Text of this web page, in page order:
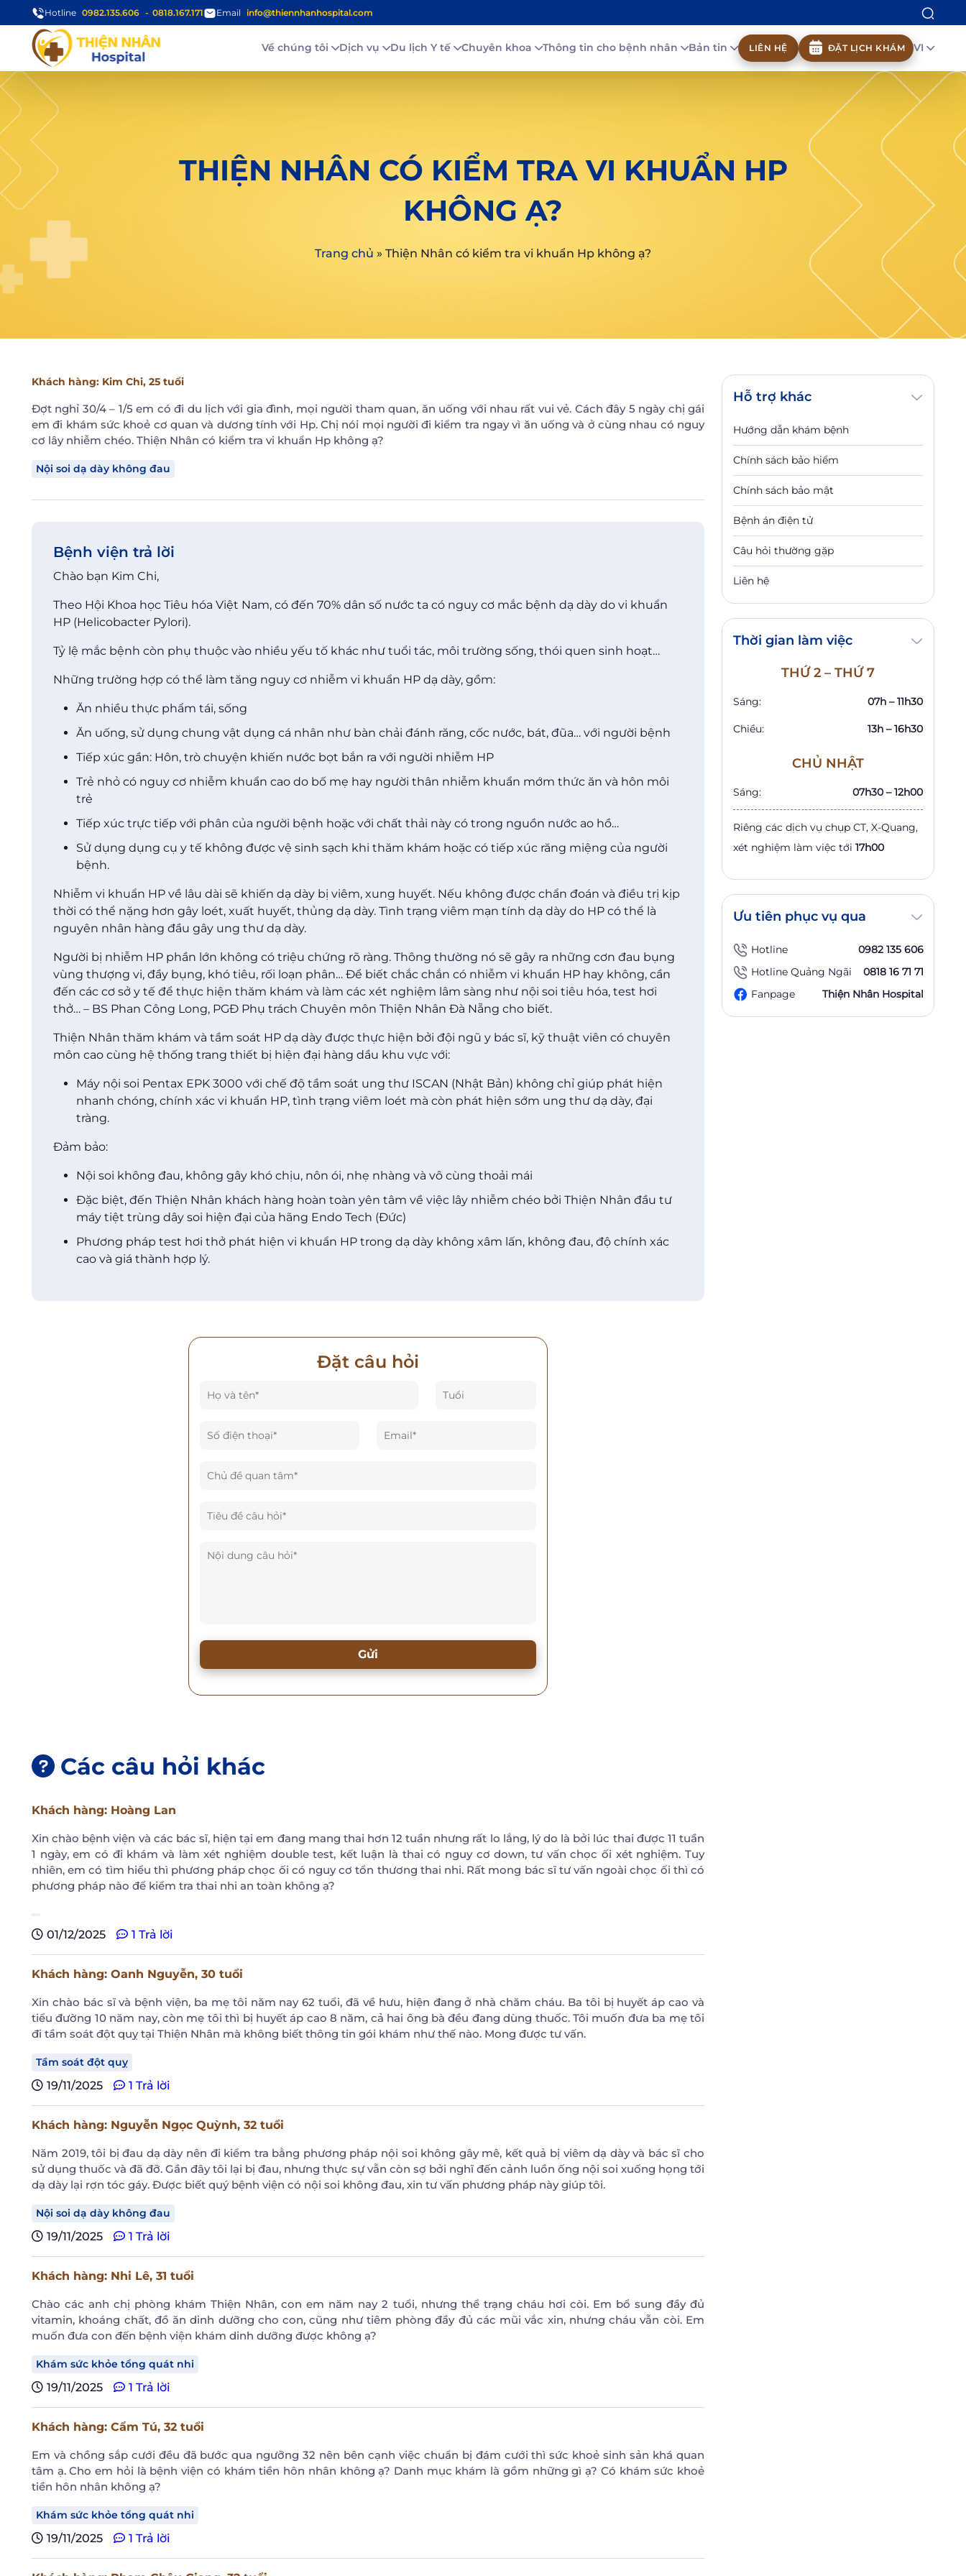
Hotline 0982.135.606 0818.167.171 Email info@thiennhanhospital.com
Về chúng tôi Dịch vụ Du lịch Y tế Chuyên khoa Thông tin cho bệnh nhân Bản tin LIÊN HỆ ĐẶT LỊCH KHÁM VI
THIỆN NHÂN CÓ KIỂM TRA VI KHUẨN HP
KHÔNG Ạ?
Trang chủ » Thiện Nhân có kiểm tra vi khuẩn Hp không ạ?
Khách hàng: Kim Chi, 25 tuổi
Đợt nghỉ 30/4 – 1/5 em có đi du lịch với gia đình, mọi người tham quan, ăn uống với nhau rất vui vẻ. Cách đây 5 ngày chị gái
em đi khám sức khoẻ cơ quan và dương tính với Hp. Chị nói mọi người đi kiểm tra ngay vì ăn uống và ở cùng nhau có nguy
cơ lây nhiễm chéo. Thiện Nhân có kiểm tra vi khuẩn Hp không ạ?
Nội soi dạ dày không đau
Bệnh viện trả lời
Chào bạn Kim Chi,
Theo Hội Khoa học Tiêu hóa Việt Nam, có đến 70% dân số nước ta có nguy cơ mắc bệnh dạ dày do vi khuẩn
HP (Helicobacter Pylori).
Tỷ lệ mắc bệnh còn phụ thuộc vào nhiều yếu tố khác như tuổi tác, môi trường sống, thói quen sinh hoạt…
Những trường hợp có thể làm tăng nguy cơ nhiễm vi khuẩn HP dạ dày, gồm:
Ăn nhiều thực phẩm tái, sống
Ăn uống, sử dụng chung vật dụng cá nhân như bàn chải đánh răng, cốc nước, bát, đũa… với người bệnh
Tiếp xúc gần: Hôn, trò chuyện khiến nước bọt bắn ra với người nhiễm HP
Trẻ nhỏ có nguy cơ nhiễm khuẩn cao do bố mẹ hay người thân nhiễm khuẩn mớm thức ăn và hôn môi
trẻ
Tiếp xúc trực tiếp với phân của người bệnh hoặc với chất thải này có trong nguồn nước ao hồ…
Sử dụng dụng cụ y tế không được vệ sinh sạch khi thăm khám hoặc có tiếp xúc răng miệng của người
bệnh.
Nhiễm vi khuẩn HP về lâu dài sẽ khiến dạ dày bị viêm, xung huyết. Nếu không được chẩn đoán và điều trị kịp
thời có thể nặng hơn gây loét, xuất huyết, thủng dạ dày. Tình trạng viêm mạn tính dạ dày do HP có thể là
nguyên nhân hàng đầu gây ung thư dạ dày.
Người bị nhiễm HP phần lớn không có triệu chứng rõ ràng. Thông thường nó sẽ gây ra những cơn đau bụng
vùng thượng vi, đầy bụng, khó tiêu, rối loạn phân… Để biết chắc chắn có nhiễm vi khuẩn HP hay không, cần
đến các cơ sở y tế để thực hiện thăm khám và làm các xét nghiệm lâm sàng như nội soi tiêu hóa, test hơi
thở… – BS Phan Công Long, PGĐ Phụ trách Chuyên môn Thiện Nhân Đà Nẵng cho biết.
Thiện Nhân thăm khám và tầm soát HP dạ dày được thực hiện bởi đội ngũ y bác sĩ, kỹ thuật viên có chuyên
môn cao cùng hệ thống trang thiết bị hiện đại hàng dầu khu vực với:
Máy nội soi Pentax EPK 3000 với chế độ tầm soát ung thư ISCAN (Nhật Bản) không chỉ giúp phát hiện
nhanh chóng, chính xác vi khuẩn HP, tình trạng viêm loét mà còn phát hiện sớm ung thư dạ dày, đại
tràng.
Đảm bảo:
Nội soi không đau, không gây khó chịu, nôn ói, nhẹ nhàng và vô cùng thoải mái
Đặc biệt, đến Thiện Nhân khách hàng hoàn toàn yên tâm về việc lây nhiễm chéo bởi Thiện Nhân đầu tư
máy tiệt trùng dây soi hiện đại của hãng Endo Tech (Đức)
Phương pháp test hơi thở phát hiện vi khuẩn HP trong dạ dày không xâm lấn, không đau, độ chính xác
cao và giá thành hợp lý.
Đặt câu hỏi
Gửi
Các câu hỏi khác
Khách hàng: Hoàng Lan
Xin chào bệnh viện và các bác sĩ, hiện tại em đang mang thai hơn 12 tuần nhưng rất lo lắng, lý do là bởi lúc thai được 11 tuần
1 ngày, em có đi khám và làm xét nghiệm double test, kết luận là thai có nguy cơ down, tư vấn chọc ối xét nghiệm. Tuy
nhiên, em có tìm hiểu thì phương pháp chọc ối có nguy cơ tổn thương thai nhi. Rất mong bác sĩ tư vấn ngoài chọc ối thì có
phương pháp nào để kiểm tra thai nhi an toàn không ạ?
01/12/2025 1 Trả lời
Khách hàng: Oanh Nguyễn, 30 tuổi
Xin chào bác sĩ và bệnh viện, ba mẹ tôi năm nay 62 tuổi, đã về hưu, hiện đang ở nhà chăm cháu. Ba tôi bị huyết áp cao và
tiểu đường 10 năm nay, còn mẹ tôi thì bị huyết áp cao 8 năm, cả hai ông bà đều đang dùng thuốc. Tôi muốn đưa ba mẹ tôi
đi tầm soát đột quỵ tại Thiện Nhân mà không biết thông tin gói khám như thế nào. Mong được tư vấn.
Tầm soát đột quỵ
19/11/2025 1 Trả lời
Khách hàng: Nguyễn Ngọc Quỳnh, 32 tuổi
Năm 2019, tôi bị đau dạ dày nên đi kiểm tra bằng phương pháp nội soi không gây mê, kết quả bị viêm dạ dày và bác sĩ cho
sử dụng thuốc và đã đỡ. Gần đây tôi lại bị đau, nhưng thực sự vẫn còn sợ bởi nghĩ đến cảnh luồn ống nội soi xuống họng tới
dạ dày lại rợn tóc gáy. Được biết quý bệnh viện có nội soi không đau, xin tư vấn phương pháp này giúp tôi.
Nội soi dạ dày không đau
19/11/2025 1 Trả lời
Khách hàng: Nhi Lê, 31 tuổi
Chào các anh chị phòng khám Thiện Nhân, con em năm nay 2 tuổi, nhưng thể trạng cháu hơi còi. Em bổ sung đầy đủ
vitamin, khoáng chất, đồ ăn dinh dưỡng cho con, cũng như tiêm phòng đầy đủ các mũi vắc xin, nhưng cháu vẫn còi. Em
muốn đưa con đến bệnh viện khám dinh dưỡng được không ạ?
Khám sức khỏe tổng quát nhi
19/11/2025 1 Trả lời
Khách hàng: Cẩm Tú, 32 tuổi
Em và chồng sắp cưới đều đã bước qua ngưỡng 32 nên bên cạnh việc chuẩn bị đám cưới thì sức khoẻ sinh sản khá quan
tâm ạ. Cho em hỏi là bệnh viện có khám tiền hôn nhân không ạ? Danh mục khám là gồm những gì ạ? Có khám sức khoẻ
tiền hôn nhân không ạ?
Khám sức khỏe tổng quát nhi
19/11/2025 1 Trả lời
Hỗ trợ khác
Hướng dẫn khám bệnh
Chính sách bảo hiểm
Chính sách bảo mật
Bệnh án điện tử
Câu hỏi thường gặp
Liên hệ
Thời gian làm việc
THỨ 2 – THỨ 7
Sáng: 07h – 11h30
Chiều: 13h – 16h30
CHỦ NHẬT
Sáng: 07h30 – 12h00
Riêng các dịch vụ chụp CT, X-Quang,
xét nghiệm làm việc tới 17h00
Ưu tiên phục vụ qua
Hotline
0982 135 606
Hotline Quảng Ngãi
0818 16 71 71
Fanpage
Thiện Nhân Hospital